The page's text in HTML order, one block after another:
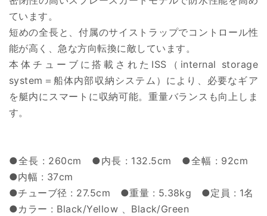
ています。
短めの全長と、付属のサイストラップでコントロール性
能が高く、急な方向転換に敵しています。
本体チューブに搭載されたISS（internal storage
system＝船体内部収納システム）により、必要なギア
を艇内にスマートに収納可能。重量バランスも向上しま
す。
●全長 : 260cm ●内長 : 132.5cm ●全幅 : 92cm
●内幅 : 37cm
●チューブ径 : 27.5cm ●重量 : 5.38kg ●定員 : 1名
●カラー : Black/Yellow 、Black/Green